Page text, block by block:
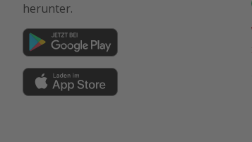
herunter.